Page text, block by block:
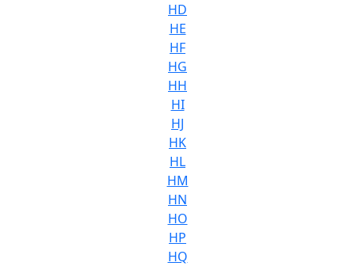
HD
HE
HF
HG
HH
HI
HJ
HK
HL
HM
HN
HO
HP
HQ